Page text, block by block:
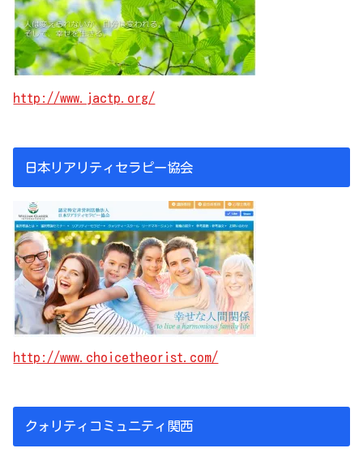
http://www.jactp.org/
日本リアリティセラピー協会
http://www.choicetheorist.com/
クォリティコミュニティ関西